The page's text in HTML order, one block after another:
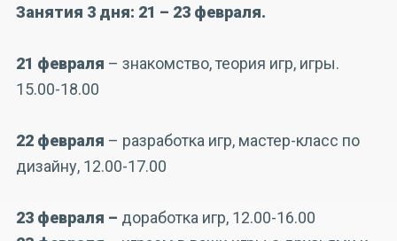
Занятия 3 дня: 21 – 23 февраля.
21 февраля – знакомство, теория игр, игры.
15.00-18.00
22 февраля – разработка игр, мастер-класс по
дизайну, 12.00-17.00
23 февраля – доработка игр, 12.00-16.00